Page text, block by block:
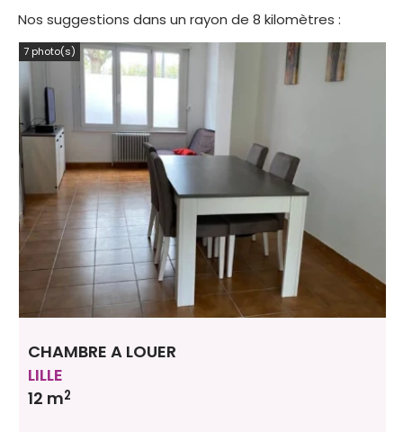
Nos suggestions dans un rayon de 8 kilomètres :
7 photo(s)
CHAMBRE A LOUER
LILLE
12 m2